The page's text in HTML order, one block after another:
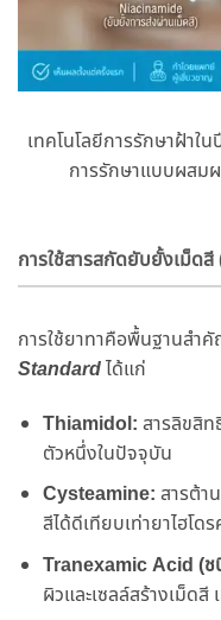
เทคโนโลยีการรักษาฝ้าใน
การรักษาแบบผสม
การใช้สารสกัดยับยั้งเม็ด
การใช้ยาทาคือพื้นฐานสำ
Standardได้แก่
Thiamidol: สารลิขสิท
ตัวหนึ่งในปัจจุบัน
Cysteamine: สารต้า
สีได้ดีเทียบเท่ายาไฮโ
Tranexamic Acid (ช
ผิวและเซลล์สร้างเม็ดสี